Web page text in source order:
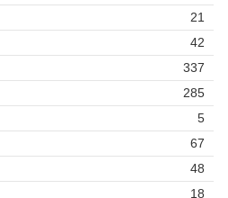
21
42
337
285
5
67
48
18